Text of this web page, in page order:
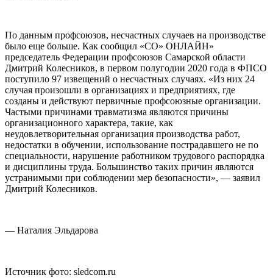
По данным профсоюзов, несчастных случаев на производстве
было еще больше. Как сообщил «СО» ОНЛАЙН»
председатель Федерации профсоюзов Самарской области
Дмитрий Колесников, в первом полугодии 2020 года в ФПСО
поступило 97 извещений о несчастных случаях. «Из них 24
случая произошли в организациях и предприятиях, где
созданы и действуют первичные профсоюзные организации.
Частыми причинами травматизма являются причины
организационного характера, такие, как
неудовлетворительная организация производства работ,
недостатки в обучении, использование пострадавшего не по
специальности, нарушение работником трудового распорядка
и дисциплины труда. Большинство таких причин являются
устранимыми при соблюдении мер безопасности», — заявил
Дмитрий Колесников.
— Наталия Эльдарова
Источник фото: sledcom.ru